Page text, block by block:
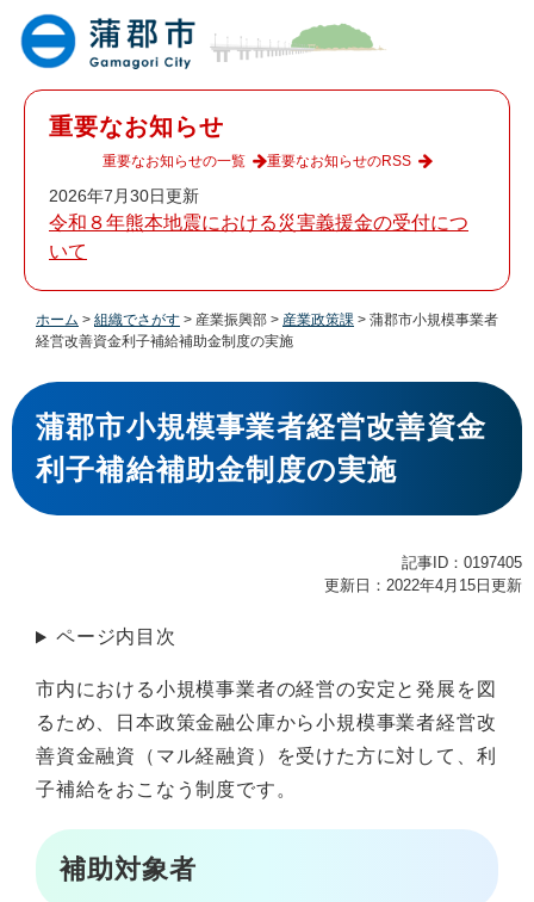
重要なお知らせ
2026年7月30日更新
令和８年熊本地震における災害義援金の受付につ
いて
重要なお知らせの一覧 重要なお知らせのRSS
ホーム > 組織でさがす > 産業振興部 > 産業政策課 > 蒲郡市小規模事業者
経営改善資金利子補給補助金制度の実施
本
文
蒲郡市小規模事業者経営改善資金
利子補給補助金制度の実施
記事ID：0197405
更新日：2022年4月15日更新
ページ内目次
市内における小規模事業者の経営の安定と発展を図
るため、日本政策金融公庫から小規模事業者経営改
善資金融資（マル経融資）を受けた方に対して、利
子補給をおこなう制度です。
補助対象者